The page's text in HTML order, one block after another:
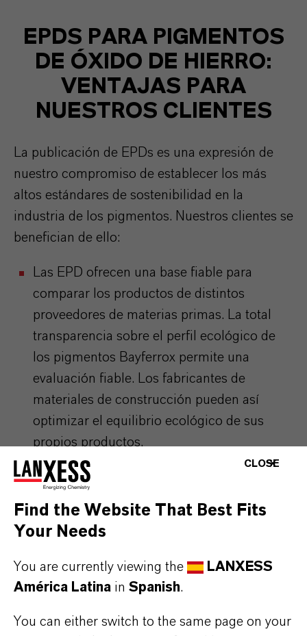
EPDS PARA PIGMENTOS
DE ÓXIDO DE HIERRO:
VENTAJAS PARA
NUESTROS CLIENTES
La publicación de EPDs es una expresión de
nuestro compromiso de establecer los más
altos estándares de sostenibilidad en la
industria de los pigmentos. Nuestros clientes se
benefician de ello:
Las EPD ofrecen una base fiable para
comparar los productos de distintos
proveedores de materias primas. La total
transparencia sobre el perfil ecológico de
los pigmentos Bayferrox permite una
evaluación fiable. Los fabricantes de
materiales de construcción pueden así
optimizar el equilibrio ecológico de sus
propios productos.
Las materias primas con una EPD
verificada utilizadas en la producción de
materiales de construcción pueden influir
contexto de certificaciones de construcción
o licitaciones públicas. Utilice nuestras EPD
ciclo de vida de sus propios productos.
CLOSE
Find the Website That Best Fits
Your Needs
You are currently viewing the
LANXESS
América Latina in Spanish.
You can either switch to the same page on your